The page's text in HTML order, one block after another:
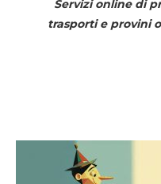
Servizi online di
trasporti e provini